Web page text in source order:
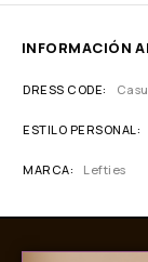
INFORMACIÓN
DRESS CODE
ESTILO PERSONAL
MARCA Lefties